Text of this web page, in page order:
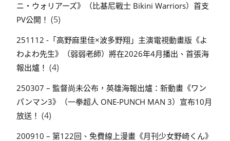
ニ・ウォリアーズ》（比基尼戰士 Bikini Warriors）首支
PV公開！ (5)
251112 -「高野麻里佳×波多野翔」主演電視動畫版《よ
わよわ先生》（弱弱老師）將在2026年4月播出、首張海
報出爐！ (4)
250307 – 監督尚未公布，英雄海報出爐：新動畫《ワン
パンマン3》（一拳超人 ONE-PUNCH MAN 3）宣布10月
放送！ (4)
200910 – 第122回、免費線上漫畫《月刊少女野崎くん》